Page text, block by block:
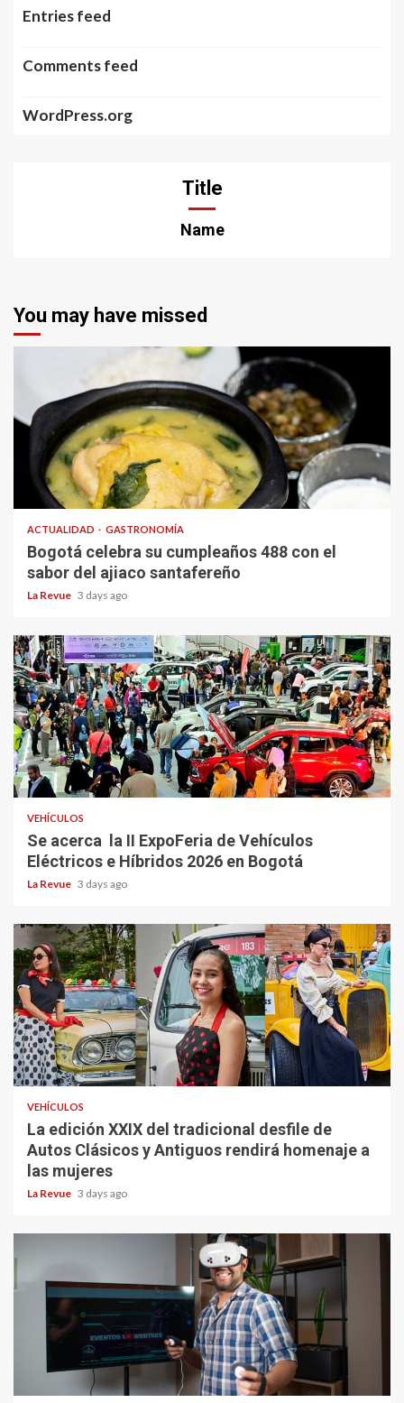
Entries feed
Comments feed
WordPress.org
Title
Name
You may have missed
ACTUALIDAD GASTRONOMÍA
Bogotá celebra su cumpleaños 488 con el
sabor del ajiaco santafereño
La Revue 3 days ago
VEHÍCULOS
Se acerca la II ExpoFeria de Vehículos
Eléctricos e Híbridos 2026 en Bogotá
La Revue 3 days ago
VEHÍCULOS
La edición XXIX del tradicional desfile de
Autos Clásicos y Antiguos rendirá homenaje a
las mujeres
La Revue 3 days ago